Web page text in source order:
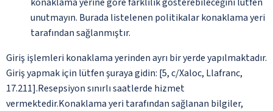
unutmayın. Burada listelenen politikalar konaklama yeri
tarafından sağlanmıştır.
Giriş işlemleri konaklama yerinden ayrı bir yerde yapılmaktadır.
Giriş yapmak için lütfen şuraya gidin: [5, c/Xaloc, Llafranc,
17.211].Resepsiyon sınırlı saatlerde hizmet
vermektedir.Konaklama yeri tarafından sağlanan bilgiler,